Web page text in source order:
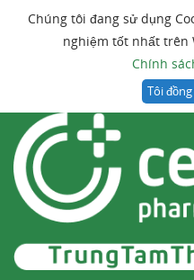
Chúng tôi đang sử dụng
nghiệm tốt nhất trên
Chính
Tôi